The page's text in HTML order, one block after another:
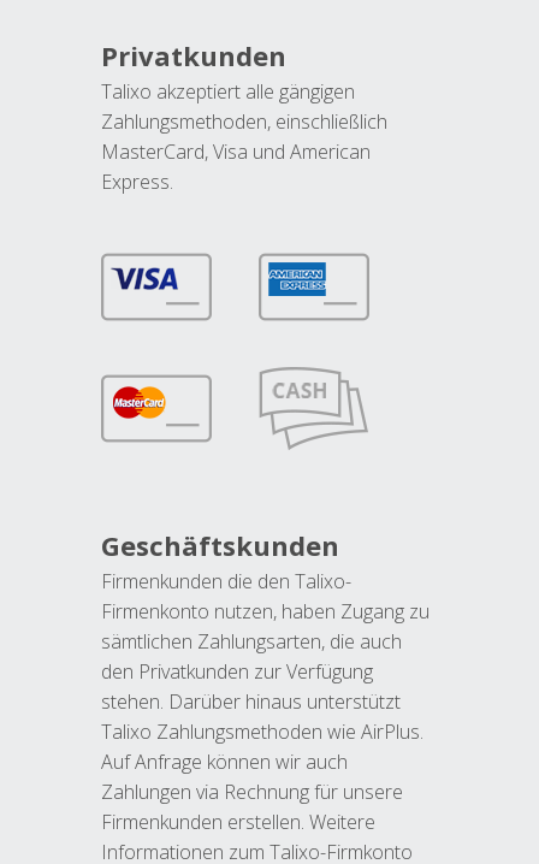
Privatkunden
Talixo akzeptiert alle gängigen
Zahlungsmethoden, einschließlich
MasterCard, Visa und American
Express.
Geschäftskunden
Firmenkunden die den Talixo-
Firmenkonto nutzen, haben Zugang zu
sämtlichen Zahlungsarten, die auch
den Privatkunden zur Verfügung
stehen. Darüber hinaus unterstützt
Talixo Zahlungsmethoden wie AirPlus.
Auf Anfrage können wir auch
Zahlungen via Rechnung für unsere
Firmenkunden erstellen. Weitere
Informationen zum Talixo-Firmkonto